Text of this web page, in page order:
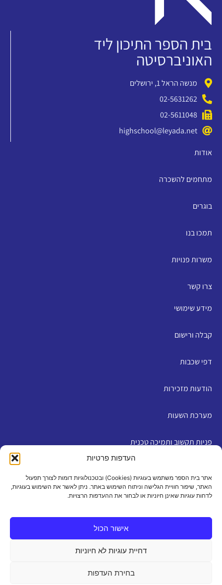
העדפות פרטיות
אתר בית הספר משתמש בעוגיות (Cookies) ובטכנולוגיות דומות לצורך תפעול
האתר, שיפור חוויית הגלישה וניתוח השימוש באתר. ניתן לאשר את השימוש בעוגיות,
לדחות עוגיות שאינן חיוניות או לבחור את ההעדפות הרצויות.
אישור הכול
דחיית עוגיות לא חיוניות
בחירת העדפות
בית הספר התיכון ליד
האוניברסיטה
מנשה הראל 1, ירושלים
02-5631262
02-5611048
highschool@leyada.net
אודות
מתחמים להשכרה
בוגרים
תמכו בנו
משרות פנויות
צרו קשר
מידע שימושי
קבלה ורישום
דפי שכבות
הודעות מזכירות
מערכת השעות
פניות תקשוב ותמיכה טכנית
מדיניות פרטיות|תנאי שימוש|הצהרת נגישות|מדיניות
עוגיות